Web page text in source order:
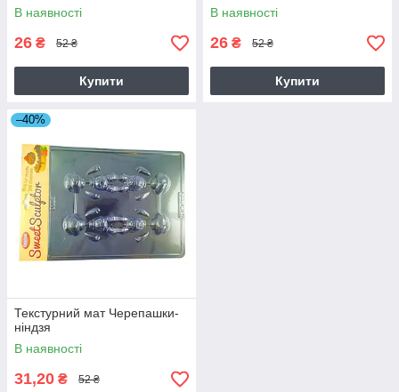
В наявності
26 ₴ 52 ₴
Купити
В наявності
26 ₴ 52 ₴
Купити
–40%
Текстурний мат Черепашки-
ніндзя
В наявності
31,20 ₴ 52 ₴